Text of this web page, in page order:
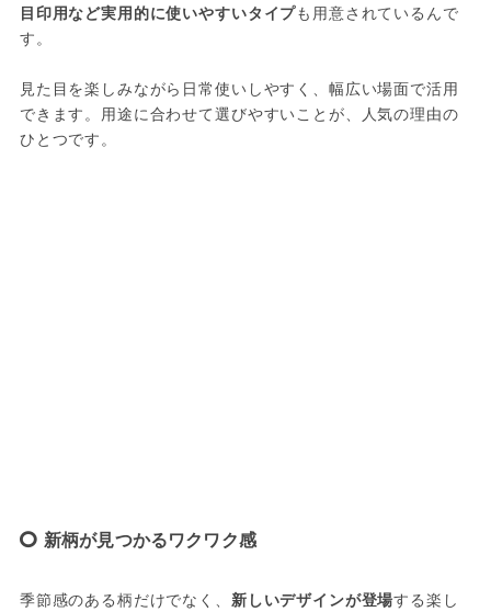
目印用など実用的に使いやすいタイプも用意されているんで
す。
見た目を楽しみながら日常使いしやすく、幅広い場面で活用
できます。用途に合わせて選びやすいことが、人気の理由の
ひとつです。
新柄が見つかるワクワク感
季節感のある柄だけでなく、 新しいデザインが登場する楽し